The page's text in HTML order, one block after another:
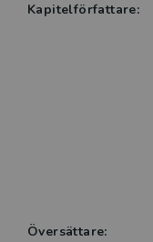
Kapitelförfattare:
Översättare: